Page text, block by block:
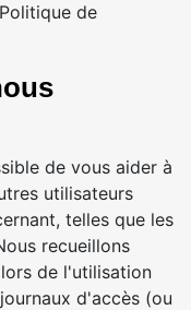
de
de vous aider à
utilisateurs
telles que les
recueillons
de l'utilisation
d'accès (ou